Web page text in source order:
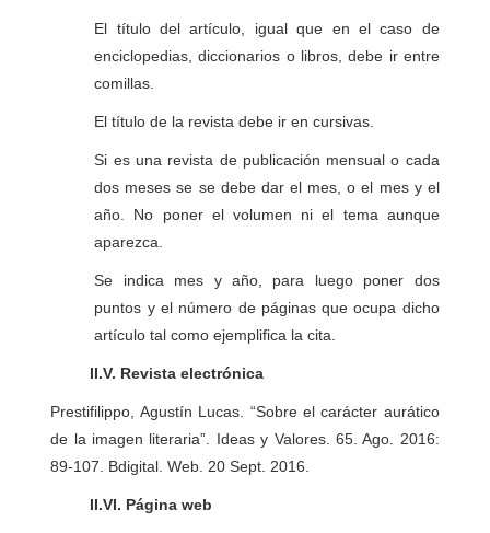
El título del artículo, igual que en el caso de
enciclopedias, diccionarios o libros, debe ir entre
comillas.
El título de la revista debe ir en cursivas.
Si es una revista de publicación mensual o cada
dos meses se se debe dar el mes, o el mes y el
año. No poner el volumen ni el tema aunque
aparezca.
Se indica mes y año, para luego poner dos
puntos y el número de páginas que ocupa dicho
artículo tal como ejemplifica la cita.
II.V. Revista electrónica
Prestifilippo, Agustín Lucas. “Sobre el carácter aurático
de la imagen literaria”. Ideas y Valores. 65. Ago. 2016:
89-107. Bdigital. Web. 20 Sept. 2016.
II.VI. Página web